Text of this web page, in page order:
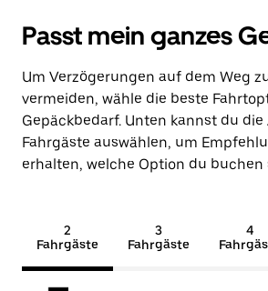
Passt mein ganzes
Um Verzögerungen auf dem Weg
vermeiden, wähle die beste
Gepäckbedarf. Unten kannst du
Fahrgäste auswählen, um
erhalten, welche Option du buchen
2
Fahrgäste
3
Fahrgäste
4